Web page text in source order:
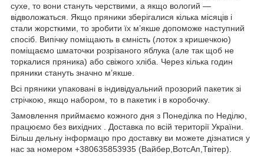
сухе, то вони стануть черствими, а якщо вологий —
відволожаться. Якщо пряники зберігалися кілька місяців і
стали жорсткими, то зробити їх м’якше допоможе наступний
спосіб. Випічку поміщають в ємність (лоток з кришечкою)
поміщаємо шматочки розрізаного яблука (але так щоб не
торкалися пряника) або свіжого хліба. Через кілька годин
пряники стануть значно м’якше.
Всі пряники упаковані в індивідуальний прозорий пакетик зі
стрічкою, якщо набором, то в пакетик і в коробочку.
Замовлення приймаємо кожного дня з Понеділка по Неділю,
працюємо без вихідних . Доставка по всій території України.
Більш дельну інформацю про доставку ви можете дізнатися у
нас за номером +380635853935 (Вайбер,ВотсАп,Твітер).